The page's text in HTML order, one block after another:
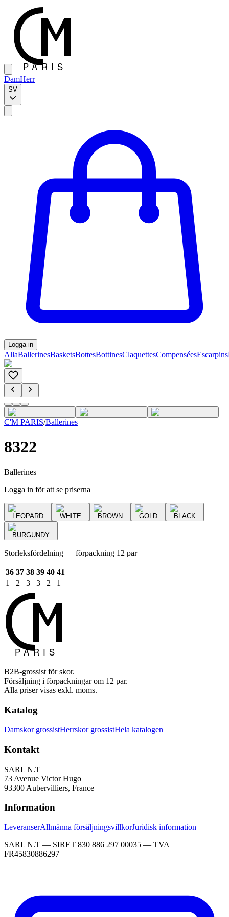
DamHerr
SV
Logga in
AllaBallerinesBasketsBottesBottinesClaquettesCompenséesEscarpins
C'M PARIS/Ballerines
8322
Ballerines
Logga in för att se priserna
LEOPARD WHITE BROWN GOLD BLACK
BURGUNDY
Storleksfördelning — förpackning 12 par
36 37 38 39 40 41
1
2 3 3 2 1
B2B-grossist för skor.
Försäljning i förpackningar om 12 par.
Alla priser visas exkl. moms.
Katalog
Damskor grossistHerrskor grossistHela katalogen
Kontakt
SARL N.T
73 Avenue Victor Hugo
93300 Aubervilliers, France
Information
LeveranserAllmänna försäljningsvillkorJuridisk information
SARL N.T — SIRET 830 886 297 00035 — TVA
FR45830886297